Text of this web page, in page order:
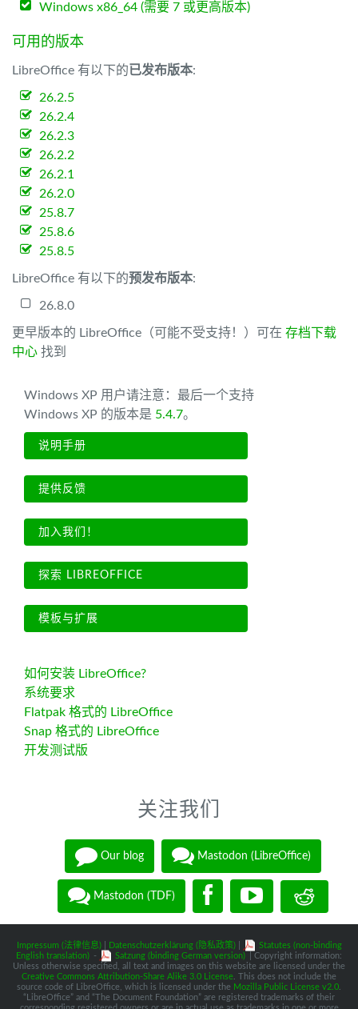
Windows x86_64 (需要 7 或更高版本)
可用的版本
LibreOffice 有以下的已发布版本:
26.2.5
26.2.4
26.2.3
26.2.2
26.2.1
26.2.0
25.8.7
25.8.6
25.8.5
LibreOffice 有以下的预发布版本:
26.8.0
更早版本的 LibreOffice（可能不受支持！）可在 存档下载
中心 找到
Windows XP 用户请注意：最后一个支持
Windows XP 的版本是 5.4.7。
说明手册
提供反馈
加入我们！
探索 LIBREOFFICE
模板与扩展
如何安装 LibreOffice?
系统要求
Flatpak 格式的 LibreOffice
Snap 格式的 LibreOffice
开发测试版
关注我们
Our blog Mastodon (LibreOffice)
Mastodon (TDF)
Impressum (法律信息)| Datenschutzerklärung (隐私政策)|
Statutes (non-binding
English translation) - Satzung (binding German version)
| Copyright information:
Unless otherwise specified, all text and images on this website are licensed under the
Creative Commons Attribution-Share Alike 3.0 License . This does not include the
source code of LibreOffice, which is licensed under the Mozilla Public License v2.0
“LibreOffice” and “The Document Foundation” are registered trademarks of their